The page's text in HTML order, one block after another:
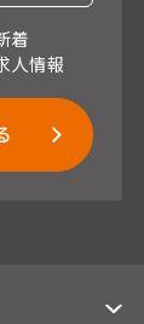
着
人情報